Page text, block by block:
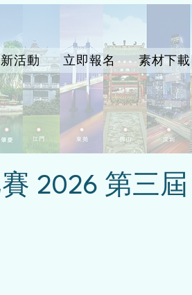
活動 立即報名 素材下載
2026 第三屆